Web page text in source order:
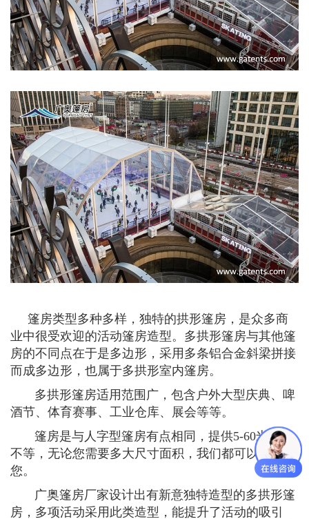
篷房类型多种多样，独特的拱形篷房，是众多商
业中很受欢迎的活动篷房造型。多拱形篷房与其他篷
房的不同点在于是多边形，采用多条铝合金斜梁拼接
而成多边形，也属于多拱形室内篷房。
多拱形篷房适用范围广，包含户外大型庆典、啤
酒节、体育赛事、工业仓库、展会等等。
篷房是与人字型篷房有点相同，提供5-60米跨度
不等，无论您需要多大尺寸面积，我们都可以满足
您。
广奥篷房厂家设计出有新意独特造型的多拱形篷
房，多项活动采用此类造型，能提升了活动的吸引